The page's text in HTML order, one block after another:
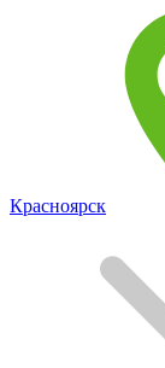
Красноярск